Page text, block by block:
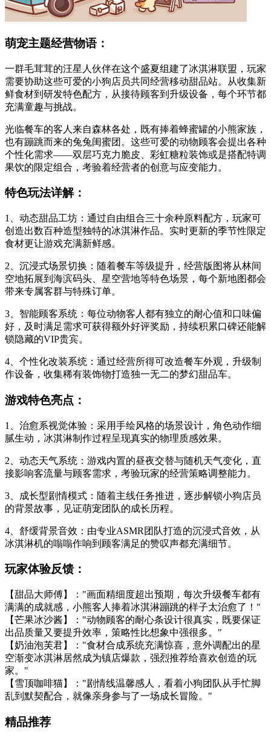
萌宠主题经营物语：
一群毛茸茸的汪星人伙伴在这个盛夏组建了冰淇淋联盟，玩家
需要协助这些可爱的小狗店员共同经营移动甜品站。从收集新
鲜食材到研发特色配方，从接待顾客到升级设备，每个环节都
充满童趣与挑战。
光临餐车的客人来自森林各处，既有捧着蜂蜜罐的小熊家族，
也有蹦跳而来的兔兔闺蜜团。这些可爱的动物顾客会提出各种
个性化需求——双层巧克力脆皮、彩虹糖粒装饰或是搭配特调
果饮的限定组合，考验着经营者的创意与应变能力。
特色玩法详解：
1、动态甜品工坊：通过自由组合三十余种原料配方，玩家可
创造出数百种造型独特的冰淇淋作品。实时更新的季节性限定
食材更让游戏充满新鲜感。
2、沉浸式场景切换：随着餐车等级提升，经营版图将从林间
空地拓展到海滨码头、星空营地等特色场景，每个新地图都会
带来专属客群与特殊订单。
3、智能顾客系统：每位动物客人都有独立的耐心值和口味偏
好，及时满足需求可获得额外好评奖励，持续积累口碑还能解
锁隐藏的VIP贵宾。
4、个性化改装系统：通过经营所得可改造餐车外观，升级制
作设备，收集稀有装饰物打造独一无二的梦幻甜品车。
游戏特色亮点：
1、治愈系视觉体验：采用手绘风格的场景设计，角色动作细
腻生动，冰淇淋制作过程呈现真实的物理质感效果。
2、动态天气系统：游戏内置的昼夜交替与随机天气变化，直
接影响客流量与顾客需求，考验玩家的经营策略调整能力。
3、成长型剧情模式：随着主线任务推进，逐步解锁小狗店员
的背景故事，见证萌宠团队的成长历程。
4、舒缓背景音效：由专业ASMR团队打造的沉浸式音效，从
冰淇淋机的嗡嗡作响到顾客满足的赞叹声都充满细节。
玩家体验反馈：
【甜品大师傅】："画面精细度超出预期，每次升级餐车都有
满满的成就感，小熊客人捧着冰淇淋蹦跳的样子太治愈了！"
【芒果冰沙酱】："动物顾客的耐心条设计很真实，既要保证
出品质量又要提升效率，策略性比想象中强很多。"
【奶油泡芙君】："食材合成系统充满惊喜，意外调配出的星
空渐变冰淇淋居然成为镇店爆款，强烈推荐给喜欢创造的玩
家。"
【雪顶咖啡猫】："剧情线温馨感人，看着小狗团队从手忙脚
乱到默契配合，就像亲身参与了一场成长冒险。"
精品推荐